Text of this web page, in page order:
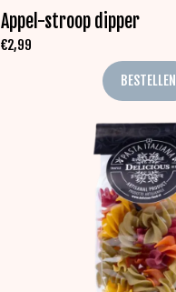
Appel-stroop dipper
€2,99
BESTELLEN